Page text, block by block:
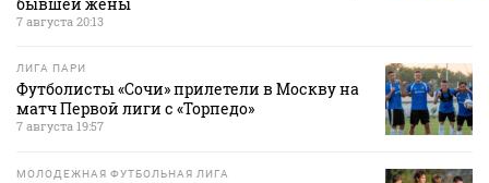
7 августа 20:13
ЛИГА ПАРИ
Футболисты «Сочи» прилетели в Москву на
матч Первой лиги с «Торпедо»
7 августа 19:57
МОЛОДЕЖНАЯ ФУТБОЛЬНАЯ ЛИГА